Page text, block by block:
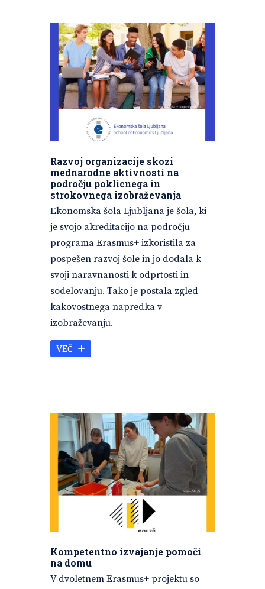
Razvoj organizacije skozi
mednarodne aktivnosti na
področju poklicnega in
strokovnega izobraževanja
Ekonomska šola Ljubljana je šola, ki
je svojo akreditacijo na področju
programa Erasmus+ izkoristila za
pospešen razvoj šole in jo dodala k
svoji naravnanosti k odprtosti in
sodelovanju. Tako je postala zgled
kakovostnega napredka v
izobraževanju.
VEČ
Kompetentno izvajanje pomoči
na domu
V dvoletnem Erasmus+ projektu so